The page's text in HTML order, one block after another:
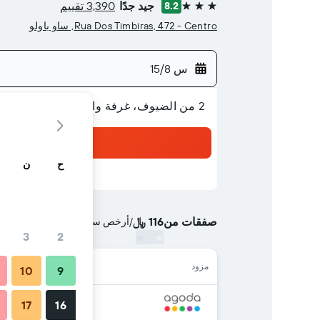
3 نجوم 8.2 جيد جدًا 3,390 تقييم
Rua Dos Timbiras, 472 - Centro, ساو باولو
س 15/8
2 من الضيوف، غرفة واحدة
صفقات من116 ﷼ /أرخص سعر الليلة الواحدة
مزود
ح ن
2
3
9
10
16
17